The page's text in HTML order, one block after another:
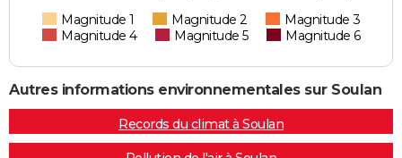
Magnitude 1 Magnitude 2
Magnitude 3
Magnitude 4
Magnitude 5 Magnitude 6
Autres informations environnementales sur Soulan
Records du climat à Soulan